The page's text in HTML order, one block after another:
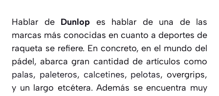
Hablar de Dunlop es hablar de una de las
marcas más conocidas en cuanto a deportes de
raqueta se refiere. En concreto, en el mundo del
pádel, abarca gran cantidad de artículos como
palas, paleteros, calcetines, pelotas, overgrips,
y un largo etcétera. Además se encuentra muy